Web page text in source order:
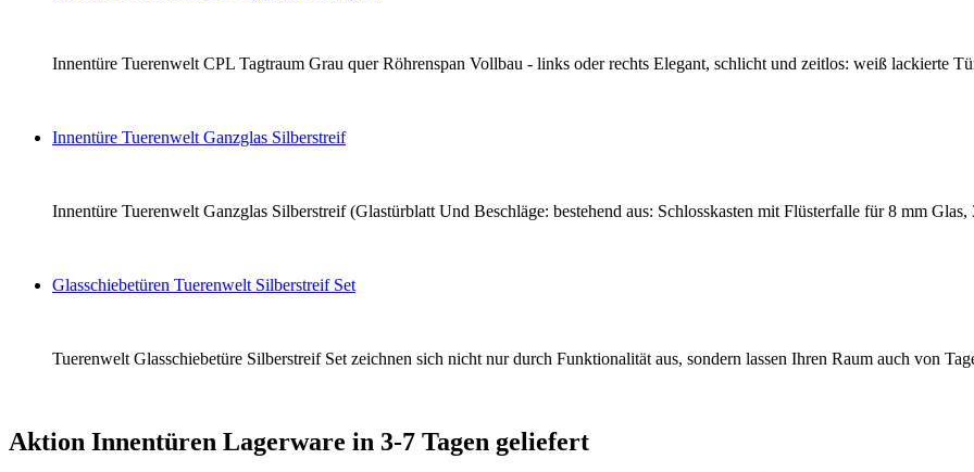
Innentüre Tuerenwelt CPL Tagtraum Grau quer Röhrenspan Vollbau - links oder rechts Elegant, schlicht und zeitlos: weiß lackierte
Innentüre Tuerenwelt Ganzglas Silberstreif
Innentüre Tuerenwelt Ganzglas Silberstreif (Glastürblatt Und Beschläge: bestehend aus: Schlosskasten mit Flüsterfalle für 8 mm
Glasschiebetüren Tuerenwelt Silberstreif Set
Tuerenwelt Glasschiebetüre Silberstreif Set zeichnen sich nicht nur durch Funktionalität aus, sondern lassen Ihren Raum auch von
Aktion Innentüren Lagerware in 3-7 Tagen geliefert